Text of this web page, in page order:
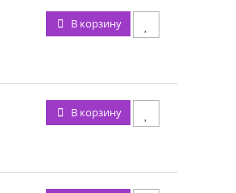
В корзину
В корзину